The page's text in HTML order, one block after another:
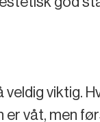
veldig viktig.
er våt, men